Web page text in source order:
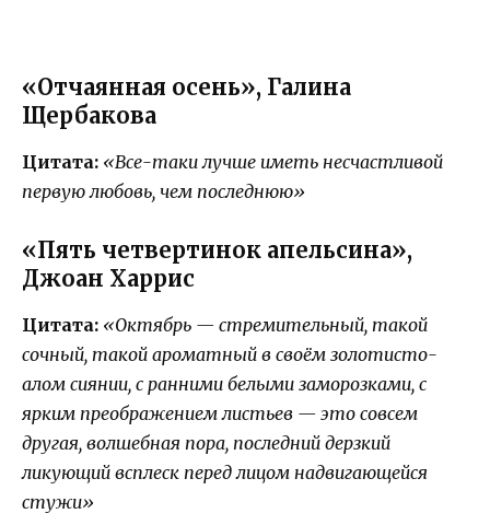
«Отчаянная осень», Галина
Щербакова
Цитата: «Все-таки лучше иметь несчастливой
первую любовь, чем последнюю»
«Пять четвертинок апельсина»,
Джоан Харрис
Цитата: «Октябрь — стремительный, такой
сочный, такой ароматный в своём золотисто-
алом сиянии, с ранними белыми заморозками, с
ярким преображением листьев — это совсем
другая, волшебная пора, последний дерзкий
ликующий всплеск перед лицом надвигающейся
стужи»